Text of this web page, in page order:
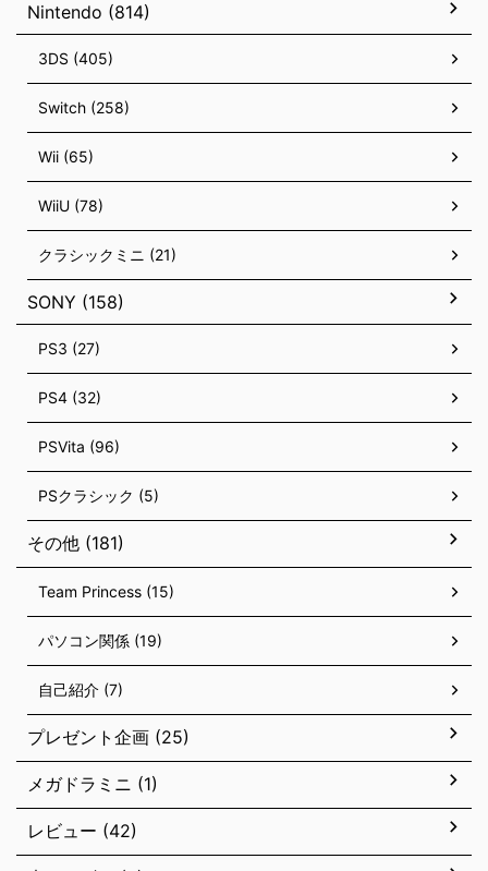
Nintendo (814)
3DS (405)
Switch (258)
Wii (65)
WiiU (78)
クラシックミニ (21)
SONY (158)
PS3 (27)
PS4 (32)
PSVita (96)
PSクラシック (5)
その他 (181)
Team Princess (15)
パソコン関係 (19)
自己紹介 (7)
プレゼント企画 (25)
メガドラミニ (1)
レビュー (42)